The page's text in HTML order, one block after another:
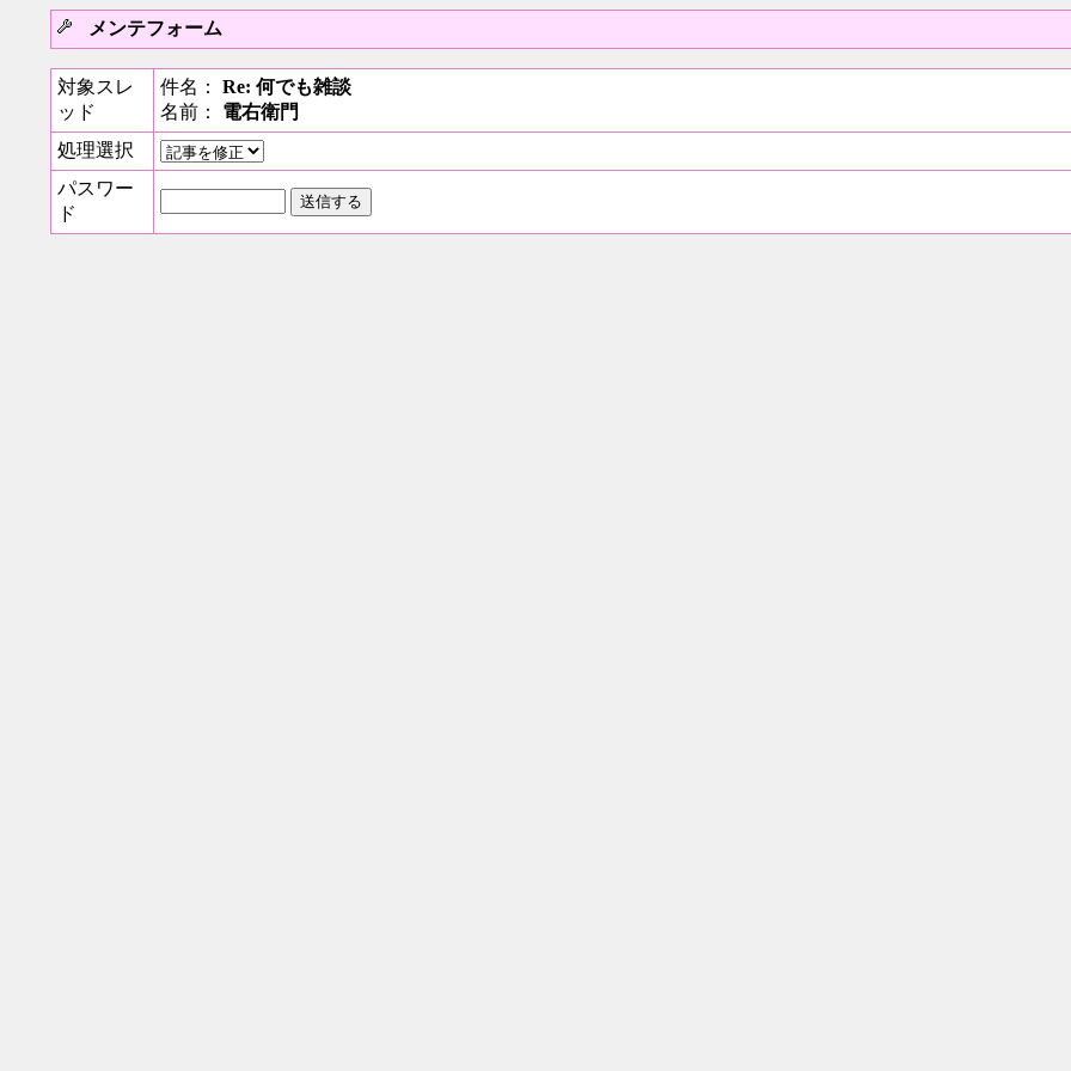
メンテフォーム
対象スレ
ッド
件名： Re: 何でも雑談
名前： 電右衛門
処理選択
パスワー
ド